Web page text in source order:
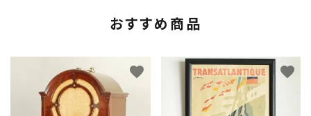
おすすめ商品
favorite favorite